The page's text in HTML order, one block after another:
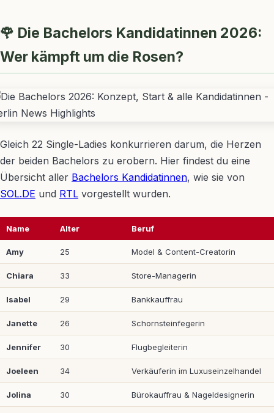
🌹 Die Bachelors Kandidatinnen 2026:
Wer kämpft um die Rosen?
Gleich 22 Single-Ladies konkurrieren darum, die Herzen
der beiden Bachelors zu erobern. Hier findest du eine
Übersicht aller Bachelors Kandidatinnen, wie sie von
SOL.DE und RTL vorgestellt wurden.
Name Alter Beruf
Amy 25 Model & Content-Creatorin
Chiara 33 Store-Managerin
Isabel 29 Bankkauffrau
Janette 26 Schornsteinfegerin
Jennifer 30 Flugbegleiterin
Joeleen 34 Verkäuferin im Luxuseinzelhandel
Jolina 30 Bürokauffrau & Nageldesignerin